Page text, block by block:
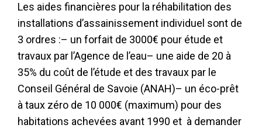
Les aides financières pour la réhabilitation des
installations d’assainissement individuel sont de
3 ordres :– un forfait de 3000€ pour étude et
travaux par l’Agence de l’eau– une aide de 20 à
35% du coût de l’étude et des travaux par le
Conseil Général de Savoie (ANAH)– un éco-prêt
à taux zéro de 10 000€ (maximum) pour des
habitations achevées avant 1990 et à demander